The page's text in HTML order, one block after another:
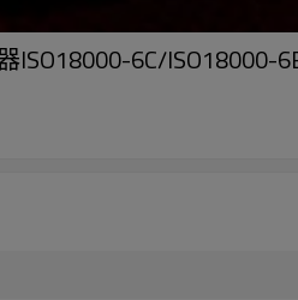
ISO18000-6C/ISO18000-